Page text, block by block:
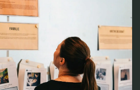
bindemidler.
i det elektromagnetiske spektrum.
og kropssprog.